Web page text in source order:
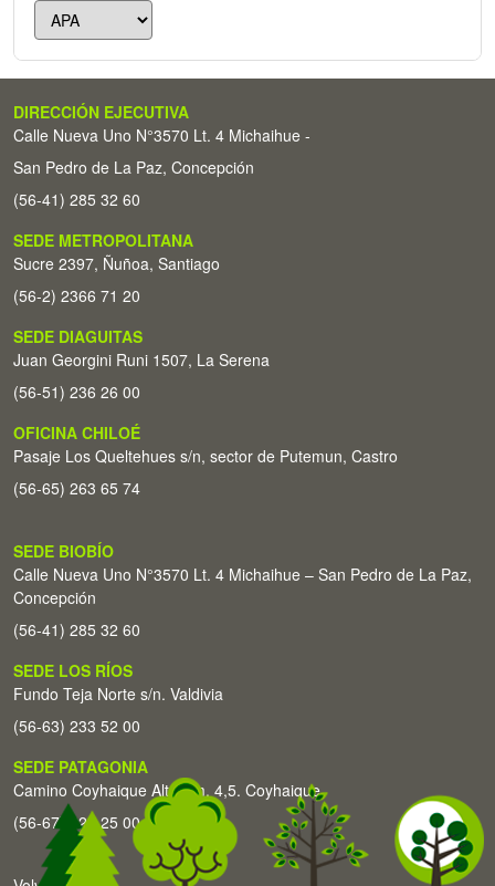
DIRECCIÓN EJECUTIVA
Calle Nueva Uno N°3570 Lt. 4 Michaihue -
San Pedro de La Paz, Concepción
(56-41) 285 32 60
SEDE METROPOLITANA
Sucre 2397, Ñuñoa, Santiago
(56-2) 2366 71 20
SEDE DIAGUITAS
Juan Georgini Runi 1507, La Serena
(56-51) 236 26 00
OFICINA CHILOÉ
Pasaje Los Queltehues s/n, sector de Putemun, Castro
(56-65) 263 65 74
SEDE BIOBÍO
Calle Nueva Uno N°3570 Lt. 4 Michaihue – San Pedro de La Paz,
Concepción
(56-41) 285 32 60
SEDE LOS RÍOS
Fundo Teja Norte s/n. Valdivia
(56-63) 233 52 00
SEDE PATAGONIA
Camino Coyhaique Alto Km. 4,5. Coyhaique
(56-67) 226 25 00